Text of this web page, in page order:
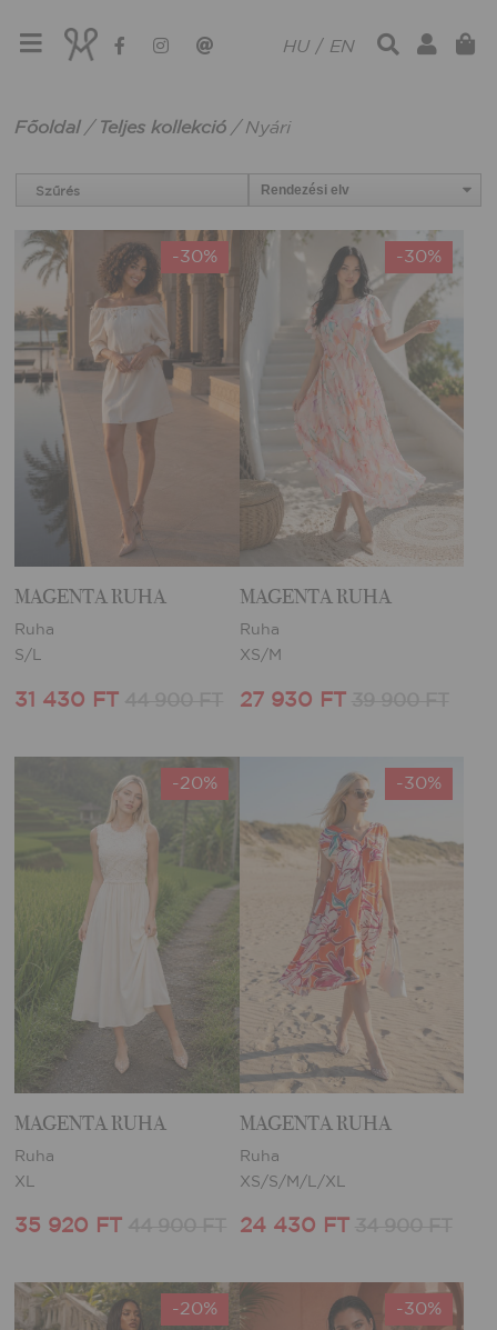
HU / EN
Főoldal/ Teljes kollekció / Nyári
Szűrés
-30%
MAGENTA RUHA
Ruha
S/L
31 430 FT
-30%
MAGENTA RUHA
Ruha
XS/M
27 930 FT
-20%
MAGENTA RUHA
Ruha
XL
35 920 FT
-30%
MAGENTA RUHA
Ruha
XS/S/M/L/XL
24 430 FT
-20% -30%